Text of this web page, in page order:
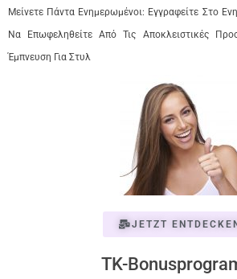
Μείνετε Πάντα Ενημερωμένοι: Εγγραφείτε Στο
Να Επωφεληθείτε Από Τις Αποκλειστικές
Έμπνευση Για Στυλ
JETZT ENTDECKEN
TK-